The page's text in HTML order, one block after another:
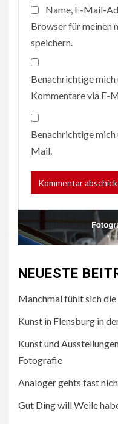
Name, E-Mail-
Browser für meinen
speichern.
Benachrichtige
Kommentare via E-
Benachrichtige mich
Mail.
NEUESTE
Manchmal fühlt sich die
Kunst in Flensburg in
Kunst und
Fotografie
Analoger gehts fast
Gut Ding will Weile